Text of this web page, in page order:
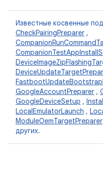
Известные косвенные
CheckPairingPreparer ,
GoogleAccountPreparer ,
GoogleDeviceSetup ,
LocalEmulatorLaunch ,
ModuleOemTargetPreparer
других.